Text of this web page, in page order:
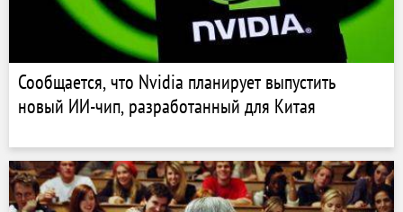
Сообщается, что Nvidia планирует выпустить
новый ИИ-чип, разработанный для Китая